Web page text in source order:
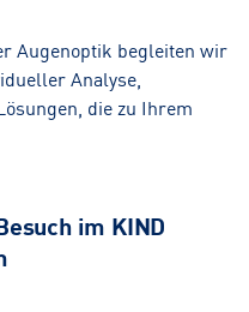
Augenoptik begleiten wir
Analyse,
die zu Ihrem
im KIND